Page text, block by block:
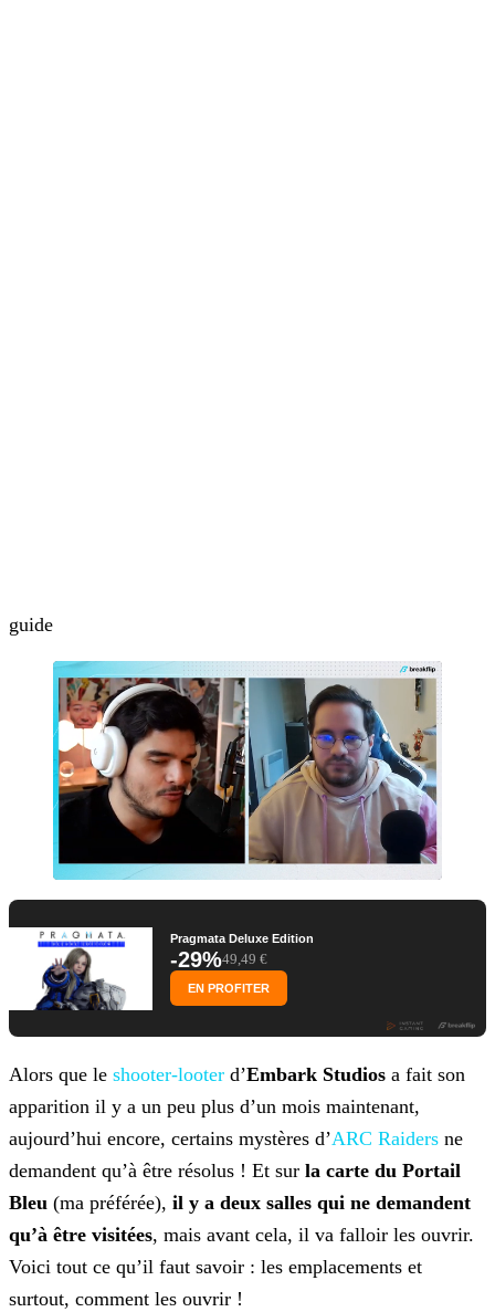
guide
Pragmata Deluxe Edition
-29%49,49 €
EN PROFITER
Alors que le shooter-looter d’Embark Studios a fait son
apparition il y a un peu plus d’un mois maintenant,
aujourd’hui encore, certains mystères d’ARC Raiders ne
demandent qu’à être résolus ! Et sur la carte du Portail
Bleu (ma préférée), il y a deux salles qui ne demandent
qu’à être visitées, mais avant cela, il va falloir les ouvrir.
Voici tout ce qu’il faut savoir : les emplacements et
surtout, comment les ouvrir !